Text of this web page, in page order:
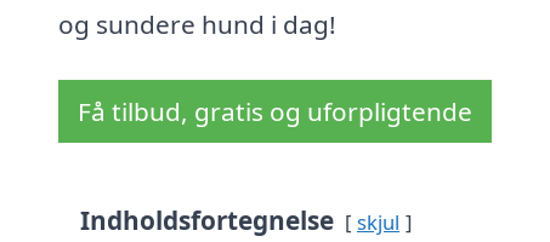
og sundere hund i dag!
Få tilbud, gratis og uforpligtende
Indholdsfortegnelse skjul